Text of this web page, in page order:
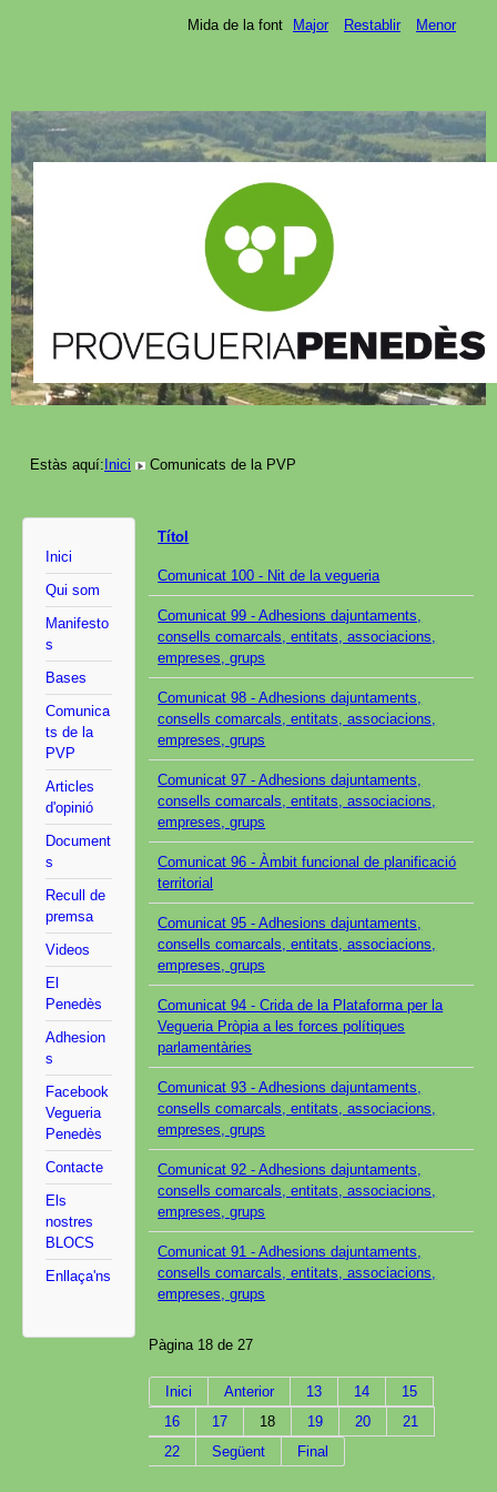
Mida de la font Major Restablir Menor
Estàs aquí:Inici Comunicats de la PVP
Inici
Qui som
Manifesto
s
Bases
Comunica
ts de la
PVP
Articles
d'opinió
Document
s
Recull de
premsa
Videos
El
Penedès
Adhesion
s
Facebook
Vegueria
Penedès
Contacte
Els
nostres
BLOCS
Enllaça'ns
Títol
Comunicat 100 - Nit de la vegueria
Comunicat 99 - Adhesions dajuntaments,
consells comarcals, entitats, associacions,
empreses, grups
Comunicat 98 - Adhesions dajuntaments,
consells comarcals, entitats, associacions,
empreses, grups
Comunicat 97 - Adhesions dajuntaments,
consells comarcals, entitats, associacions,
empreses, grups
Comunicat 96 - Àmbit funcional de planificació
territorial
Comunicat 95 - Adhesions dajuntaments,
consells comarcals, entitats, associacions,
empreses, grups
Comunicat 94 - Crida de la Plataforma per la
Vegueria Pròpia a les forces polítiques
parlamentàries
Comunicat 93 - Adhesions dajuntaments,
consells comarcals, entitats, associacions,
empreses, grups
Comunicat 92 - Adhesions dajuntaments,
consells comarcals, entitats, associacions,
empreses, grups
Comunicat 91 - Adhesions dajuntaments,
consells comarcals, entitats, associacions,
empreses, grups
Pàgina 18 de 27
Inici Anterior 13 14
15
16
17 18 19 20
21
22
Següent Final